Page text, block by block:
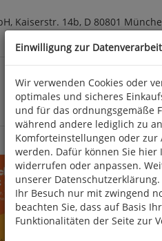
Kaiserstr. 14b, D 80801
Einwilligung zur
Wir verwenden Cookies oder
optimales und sicheres
und für das ordnungsgemäße
während andere lediglich zu
Komforteinstellungen oder
werden. Dafür können Sie
widerrufen oder anpassen.
unserer
Ihr Besuch nur mit zwingend
beachten Sie, dass auf Basis
Funktionalitäten der Seite zur